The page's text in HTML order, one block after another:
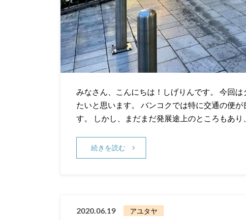
みなさん、こんにちは！しげりんです。 今回
たいと思います。 バンコクでは特に交通の便
す。 しかし、まだまだ発展途上のところもあり
続きを読む
2020.06.19 アユタヤ